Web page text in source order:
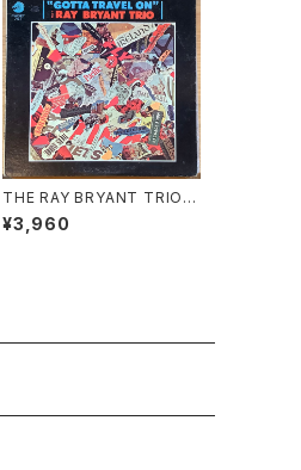
THE RAY BRYANT TRIO /
GOTTA TRAVEL ON
¥3,960